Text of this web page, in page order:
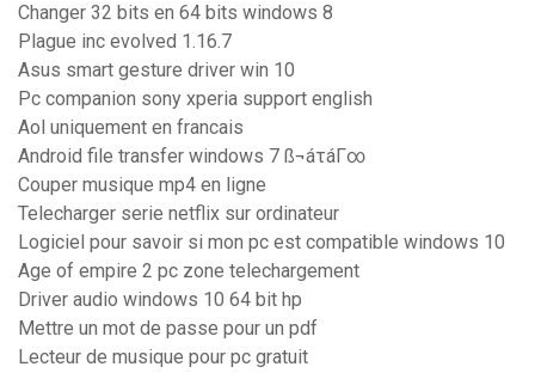
Changer 32 bits en 64 bits windows 8
Plague inc evolved 1.16.7
Asus smart gesture driver win 10
Pc companion sony xperia support english
Aol uniquement en francais
Android file transfer windows 7 ß¬áτáΓ∞
Couper musique mp4 en ligne
Telecharger serie netflix sur ordinateur
Logiciel pour savoir si mon pc est compatible windows 10
Age of empire 2 pc zone telechargement
Driver audio windows 10 64 bit hp
Mettre un mot de passe pour un pdf
Lecteur de musique pour pc gratuit